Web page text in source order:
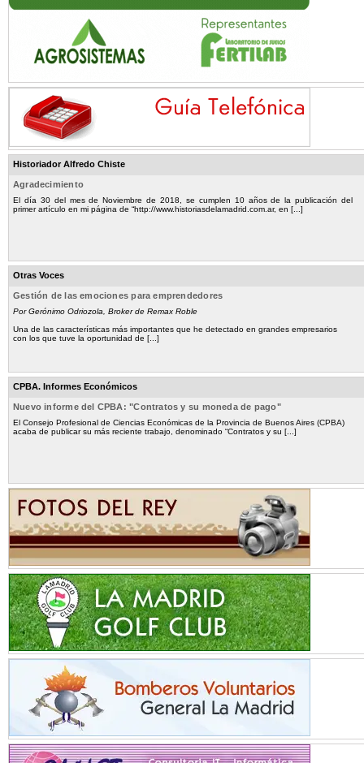
Historiador Alfredo Chiste
Agradecimiento
El día 30 del mes de Noviembre de 2018, se cumplen 10 años de la publicación del
primer artículo en mi página de “http://www.historiasdelamadrid.com.ar, en [...]
Otras Voces
Gestión de las emociones para emprendedores
Por Gerónimo Odriozola, Broker de Remax Roble
Una de las características más importantes que he detectado en grandes empresarios
con los que tuve la oportunidad de [...]
CPBA. Informes Económicos
Nuevo informe del CPBA: "Contratos y su moneda de pago"
El Consejo Profesional de Ciencias Económicas de la Provincia de Buenos Aires (CPBA)
acaba de publicar su más reciente trabajo, denominado “Contratos y su [...]